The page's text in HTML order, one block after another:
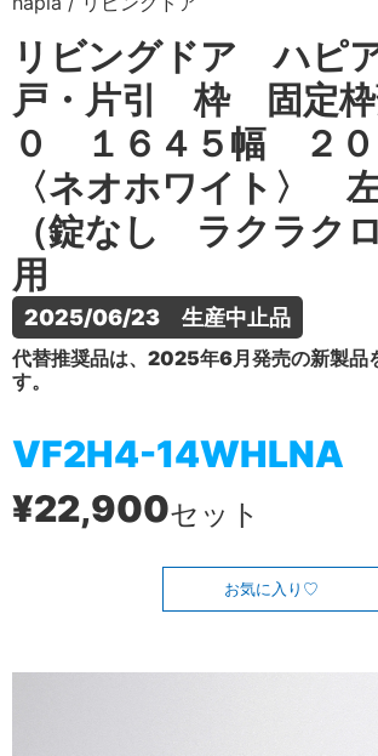
リビングドア ハピ
戸・片引 枠 固定枠
０ １６４５幅 ２
〈ネオホワイト〉
（錠なし ラクラクロ
用
2025/06/23　生産中止品
代替推奨品は、2025年6月発売の新製品
す。
VF2H4-14WHLNA
¥22,900セット
お気に入り